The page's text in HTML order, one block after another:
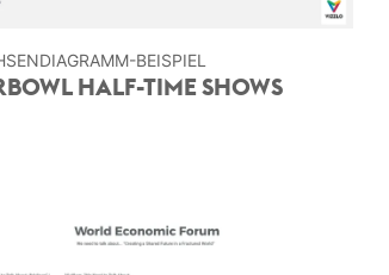
BEISPIEL
HALF-TIME SHOWS